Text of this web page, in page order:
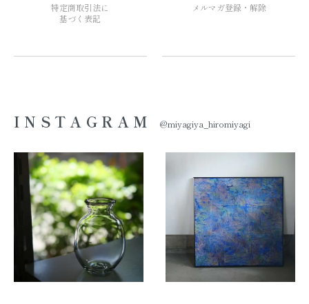
特定商取引法に
基づく表記
メルマガ登録・解除
INSTAGRAM @miyagiya_hiromiyagi